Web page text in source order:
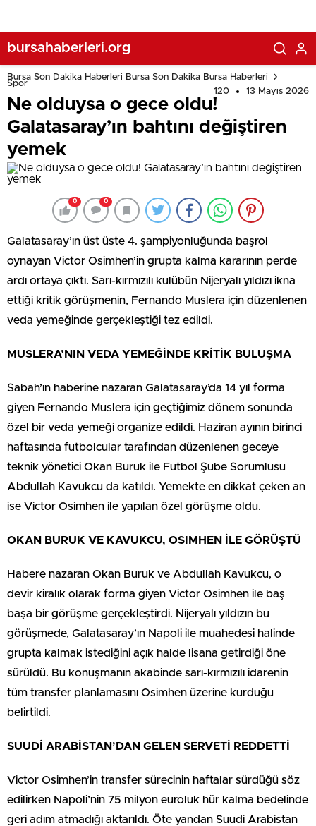
bursahaberleri.org
Bursa Son Dakika Haberleri Bursa Son Dakika Bursa Haberleri
Spor
120
13 Mayıs 2026
Ne olduysa o gece oldu!
Galatasaray’ın bahtını değiştiren
yemek
0 0
Galatasaray’ın üst üste 4. şampiyonluğunda başrol
oynayan Victor Osimhen’in grupta kalma kararının perde
ardı ortaya çıktı. Sarı-kırmızılı kulübün Nijeryalı yıldızı ikna
ettiği kritik görüşmenin, Fernando Muslera için düzenlenen
veda yemeğinde gerçekleştiği tez edildi.
MUSLERA’NIN VEDA YEMEĞİNDE KRİTİK BULUŞMA
Sabah’ın haberine nazaran Galatasaray’da 14 yıl forma
giyen Fernando Muslera için geçtiğimiz dönem sonunda
özel bir veda yemeği organize edildi. Haziran ayının birinci
haftasında futbolcular tarafından düzenlenen geceye
teknik yönetici Okan Buruk ile Futbol Şube Sorumlusu
Abdullah Kavukcu da katıldı. Yemekte en dikkat çeken an
ise Victor Osimhen ile yapılan özel görüşme oldu.
OKAN BURUK VE KAVUKCU, OSIMHEN İLE GÖRÜŞTÜ
Habere nazaran Okan Buruk ve Abdullah Kavukcu, o
devir kiralık olarak forma giyen Victor Osimhen ile baş
başa bir görüşme gerçekleştirdi. Nijeryalı yıldızın bu
görüşmede, Galatasaray’ın Napoli ile muahedesi halinde
grupta kalmak istediğini açık halde lisana getirdiği öne
sürüldü. Bu konuşmanın akabinde sarı-kırmızılı idarenin
tüm transfer planlamasını Osimhen üzerine kurduğu
belirtildi.
SUUDİ ARABİSTAN’DAN GELEN SERVETİ REDDETTİ
Victor Osimhen’in transfer sürecinin haftalar sürdüğü söz
edilirken Napoli’nin 75 milyon euroluk hür kalma bedelinde
geri adım atmadığı aktarıldı. Öte yandan Suudi Arabistan